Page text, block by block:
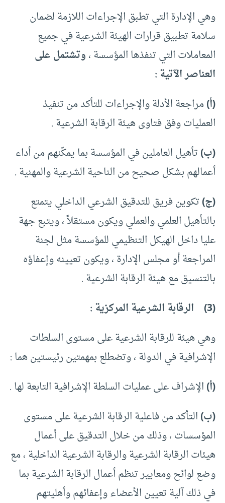
وهي الإدارة التي تطبق الإجراءات اللازمة لضمان
سلامة تطبيق قرارات الهيئة الشرعية في جميع
المعاملات التي تنفذها المؤسسة ،وتشتمل على
العناصر الآتية :
(أ)مراجعة الأدلة والإجراءات للتأكد من تنفيذ
العمليات وفق فتاوى هيئة الرقابة الشرعية .
(ب)تأهيل العاملين في المؤسسة بما يمكّنهم من أداء
أعمالهم بشكل صحيح من الناحية الشرعية والمهنية .
(ج)تكوين فريق للتدقيق الشرعي الداخلي يتمتع
بالتأهيل العلمي والعملي ويكون مستقلاً ، ويتبع جهة
عليا داخل الهيكل التنظيمي للمؤسسة مثل لجنة
المراجعة أو مجلس الإدارة ، ويكون تعيينه وإعفاؤه
بالتنسيق مع هيئة الرقابة الشرعية .
(3) الرقابة الشرعية المركزية :
وهي هيئة للرقابة الشرعية على مستوى السلطات
الإشرافية في الدولة ، وتضطلع بمهمتين رئيستين هما :
(أ)الإشراف على عمليات السلطة الإشرافية التابعة لها .
(ب)التأكد من فاعلية الرقابة الشرعية على مستوى
المؤسسات ، وذلك من خلال التدقيق على أعمال
هيئات الرقابة الشرعية والرقابة الشرعية الداخلية ، مع
وضع لوائح ومعايير تنظم أعمال الرقابة الشرعية بما
في ذلك آلية تعيين الأعضاء وإعفائهم وأهليتهم